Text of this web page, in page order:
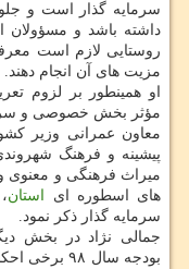
سرمایه گذار است و
داشته باشد و
روستایی لازم است
مزیت های آن انجام دهند.
او همینطور بر لزوم
مؤثر بخش خصوصی و
معاون عمرانی وزیر
پیشینه و فرهنگ
میراث فرهنگی و معنوی
های اسطوره ای
استان
سرمایه گذار ذكر نمود.
جمالی نژاد در بخش
بودجه سال